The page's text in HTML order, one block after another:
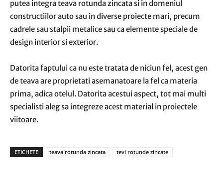
putea integra teava rotunda zincata si in domeniul
constructiilor auto sau in diverse proiecte mari, precum
cadrele sau stalpii metalice sau ca elemente speciale de
design interior si exterior.
Datorita faptului ca nu este tratata de niciun fel, acest gen
de teava are proprietati asemanatoare la fel ca materia
prima, adica otelul. Datorita acestui aspect, tot mai multi
specialisti aleg sa integreze acest material in proiectele
viitoare.
ETICHETE teava rotunda zincata tevi rotunde zincate